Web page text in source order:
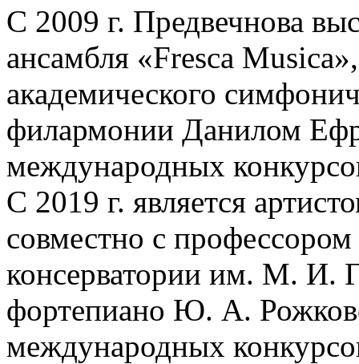
С 2009 г. Предвечнова
ансамбля «Fresca
академического
филармонии Данилом
международных
С 2019 г. является
совместно с
консерватории им. М. И.
фортепиано Ю. А.
международных